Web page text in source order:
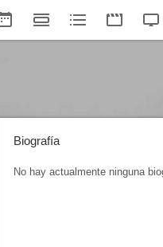
Biografía
No hay actualmente ninguna